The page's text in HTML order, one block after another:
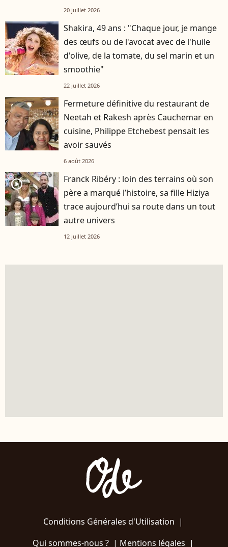
20 juillet 2026
Shakira, 49 ans : "Chaque jour, je mange
des œufs ou de l'avocat avec de l'huile
d'olive, de la tomate, du sel marin et un
smoothie"
22 juillet 2026
Fermeture définitive du restaurant de
Neetah et Rakesh après Cauchemar en
cuisine, Philippe Etchebest pensait les
avoir sauvés
6 août 2026
player2
Franck Ribéry : loin des terrains où son
père a marqué l’histoire, sa fille Hiziya
trace aujourd’hui sa route dans un tout
autre univers
12 juillet 2026
Conditions Générales d'Utilisation |
Qui sommes-nous ?| Mentions légales |